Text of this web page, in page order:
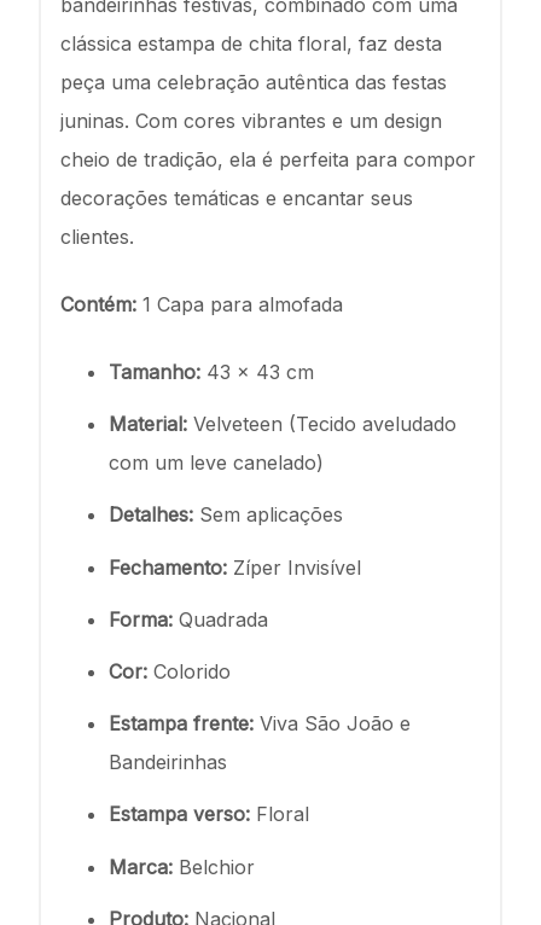
bandeirinhas festivas, combinado com uma
clássica estampa de chita floral, faz desta
peça uma celebração autêntica das festas
juninas. Com cores vibrantes e um design
cheio de tradição, ela é perfeita para compor
decorações temáticas e encantar seus
clientes.
Contém: 1 Capa para almofada
Tamanho: 43 x 43 cm
Material: Velveteen (Tecido aveludado
com um leve canelado)
Detalhes: Sem aplicações
Fechamento: Zíper Invisível
Forma: Quadrada
Cor: Colorido
Estampa frente: Viva São João e
Bandeirinhas
Estampa verso: Floral
Marca: Belchior
Produto: Nacional